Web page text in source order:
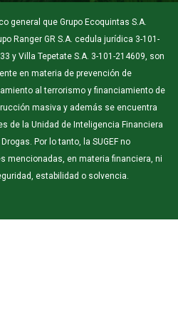
general que Grupo Ecoquintas S.A.
Ranger GR S.A. cedula jurídica 3-101-
y Villa Tepetate S.A. 3-101-214609, son
en materia de prevención de
al terrorismo y financiamiento de
masiva y además se encuentra
de la Unidad de Inteligencia Financiera
Por lo tanto, la SUGEF no
mencionadas, en materia financiera, ni
estabilidad o solvencia.